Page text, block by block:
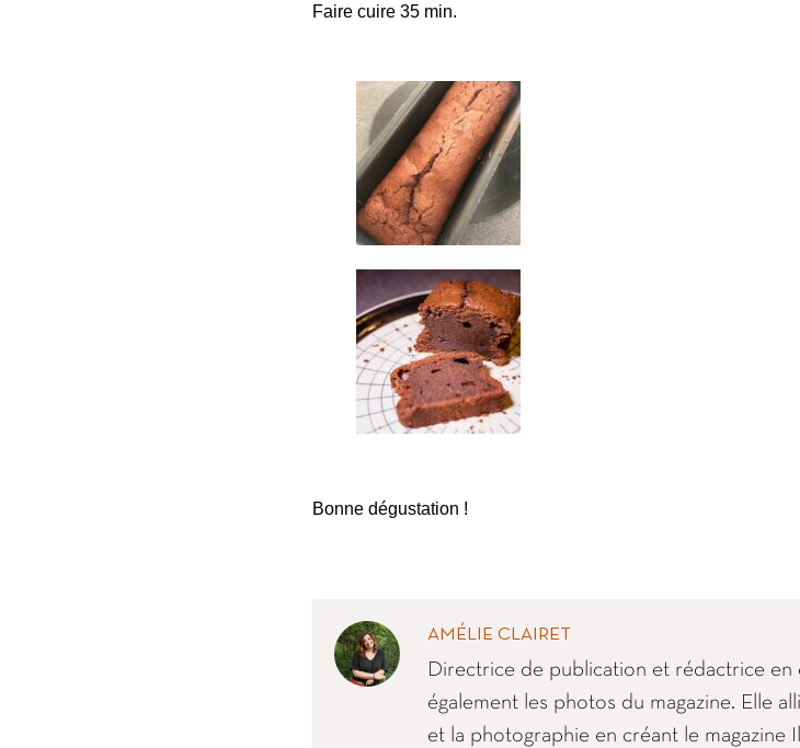
Faire cuire 35 min.
Bonne dégustation !
AMÉLIE CLAIRET
Directrice de publication et rédactrice en
également les photos du magazine. Elle
et la photographie en créant le magazine